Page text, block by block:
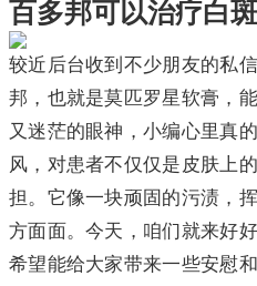
百多邦可以治疗白
较近后台收到不少朋友的私
邦，也就是莫匹罗星软膏，
又迷茫的眼神，小编心里真
风，对患者不仅仅是皮肤上
担。它像一块顽固的污渍，
方面面。今天，咱们就来好
希望能给大家带来一些安慰